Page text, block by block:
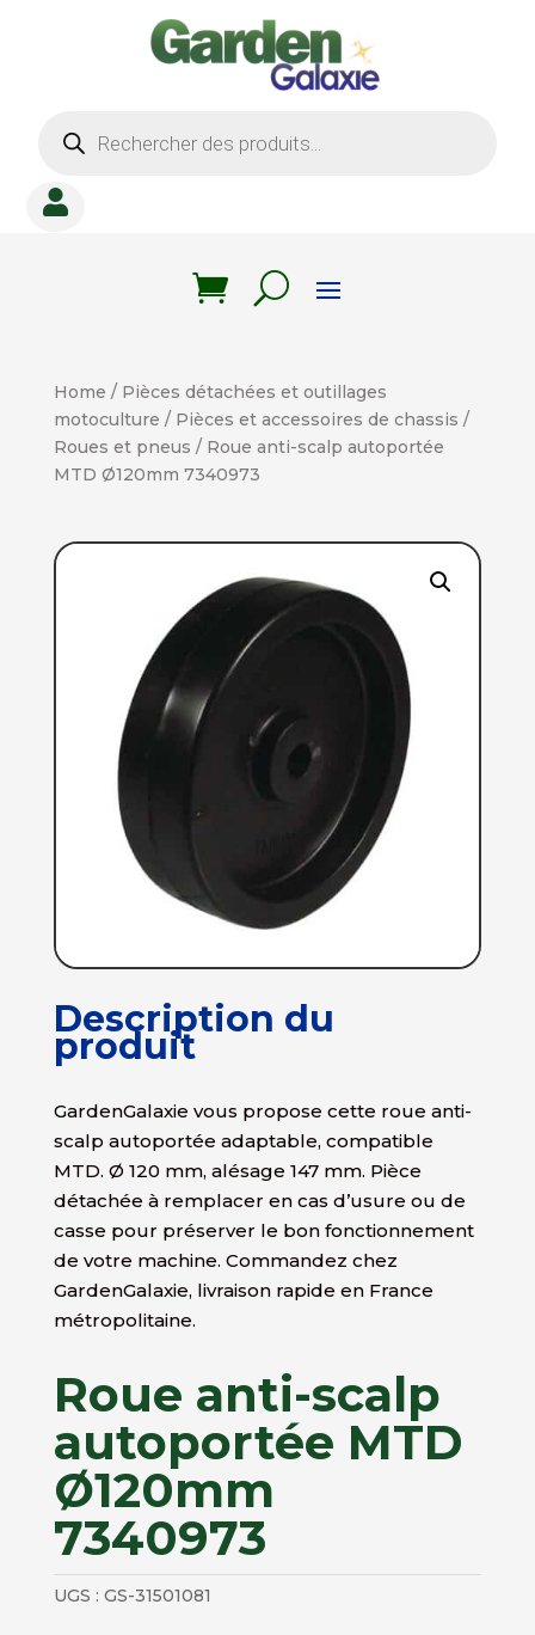
produits

Home / Pièces détachées et outillages
motoculture / Pièces et accessoires de chassis /
Roues et pneus / Roue anti-scalp autoportée
MTD Ø120mm 7340973
Description du
produit
GardenGalaxie vous propose cette roue anti-
scalp autoportée adaptable, compatible
MTD. Ø 120 mm, alésage 147 mm. Pièce
détachée à remplacer en cas d’usure ou de
casse pour préserver le bon fonctionnement
de votre machine. Commandez chez
GardenGalaxie, livraison rapide en France
métropolitaine.
Roue anti-scalp
autoportée MTD
Ø120mm
7340973
UGS : GS-31501081